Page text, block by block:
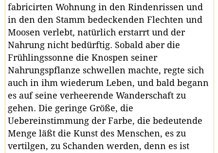
fabricirten Wohnung in den Rindenrissen und
in den den Stamm bedeckenden Flechten und
Moosen verlebt, natürlich erstarrt und der
Nahrung nicht bedürftig. Sobald aber die
Frühlingssonne die Knospen seiner
Nahrungspflanze schwellen machte, regte sich
auch in ihm wiederum Leben, und bald begann
es auf seine verheerende Wanderschaft zu
gehen. Die geringe Größe, die
Uebereinstimmung der Farbe, die bedeutende
Menge läßt die Kunst des Menschen, es zu
vertilgen, zu Schanden werden, denn es ist